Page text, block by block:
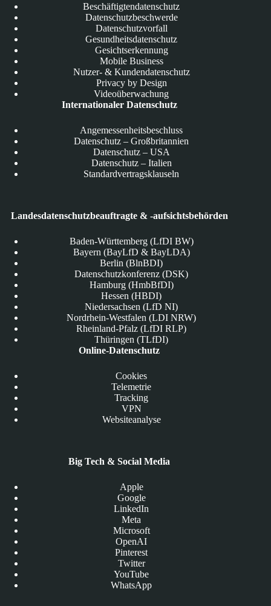
Beschäftigtendatenschutz
Datenschutzbeschwerde
Datenschutzvorfall
Gesundheitsdatenschutz
Gesichtserkennung
Mobile Business
Nutzer- & Kundendatenschutz
Privacy by Design
Videoüberwachung
Internationaler Datenschutz
Angemessenheitsbeschluss
Datenschutz – Großbritannien
Datenschutz – USA
Datenschutz – Italien
Standardvertragsklauseln
Landesdatenschutzbeauftragte & -aufsichtsbehörden
Baden-Württemberg (LfDI BW)
Bayern (BayLfD & BayLDA)
Berlin (BlnBDI)
Datenschutzkonferenz (DSK)
Hamburg (HmbBfDI)
Hessen (HBDI)
Niedersachsen (LfD NI)
Nordrhein-Westfalen (LDI NRW)
Rheinland-Pfalz (LfDI RLP)
Thüringen (TLfDI)
Online-Datenschutz
Cookies
Telemetrie
Tracking
VPN
Websiteanalyse
Big Tech & Social Media
Apple
Google
LinkedIn
Meta
Microsoft
OpenAI
Pinterest
Twitter
YouTube
WhatsApp